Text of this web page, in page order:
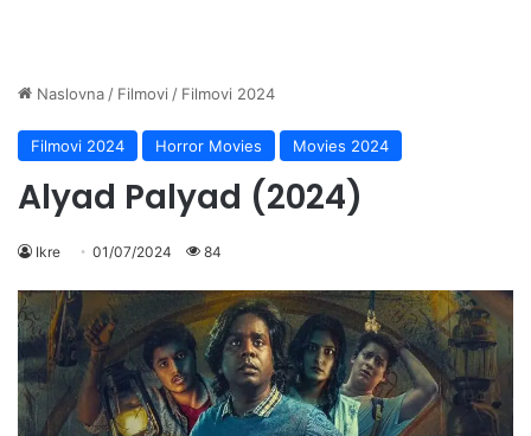
Naslovna / Filmovi / Filmovi 2024
Filmovi 2024 Horror Movies Movies 2024
Alyad Palyad (2024)
Ikre 01/07/2024 84